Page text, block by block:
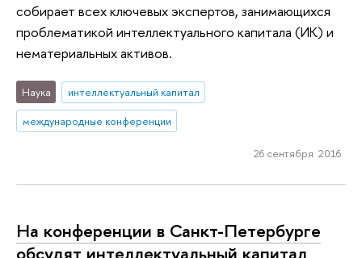
собирает всех ключевых экспертов, занимающихся
проблематикой интеллектуального капитала (ИК) и
нематериальных активов.
Наука
интеллектуальный капитал
международные конференции
26 сентября 2016
На конференции в Санкт-Петербурге
обсудят интеллектуальный капитал